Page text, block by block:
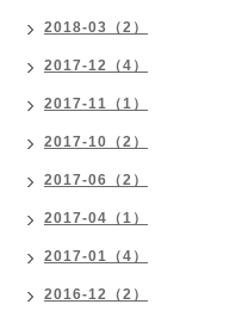
2018-03（2）
2017-12（4）
2017-11（1）
2017-10（2）
2017-06（2）
2017-04（1）
2017-01（4）
2016-12（2）